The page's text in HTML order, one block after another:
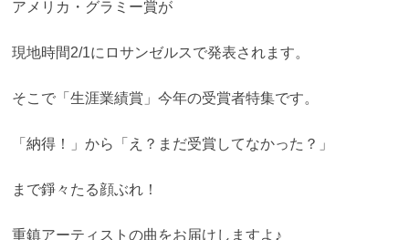
アメリカ・グラミー賞が
現地時間2/1にロサンゼルスで発表されます。
そこで「生涯業績賞」今年の受賞者特集です。
「納得！」から「え？まだ受賞してなかった？」
まで錚々たる顔ぶれ！
重鎮アーティストの曲をお届けしますよ♪